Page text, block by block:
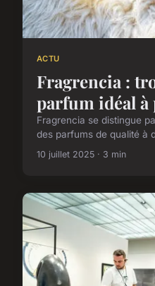
ACTU
Fragrencia :
parfum idéal à
Fragrencia se distingue
des parfums de qualité à
10 juillet 2025 · 3 min